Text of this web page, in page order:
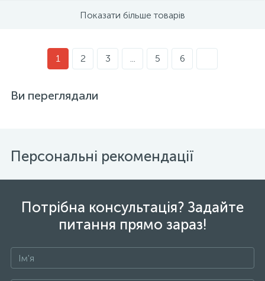
Показати більше товарів
1 2 3 ... 5 6
Ви переглядали
Персональні рекомендації
Потрібна консультація? Задайте
питання прямо зараз!